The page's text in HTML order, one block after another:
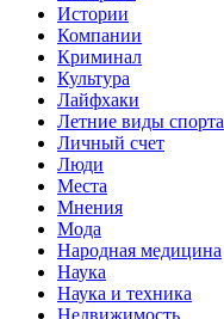
Истории
Компании
Криминал
Культура
Лайфхаки
Летние виды спорта
Личный счет
Люди
Места
Мнения
Мода
Народная медицина
Наука
Наука и техника
Недвижимость